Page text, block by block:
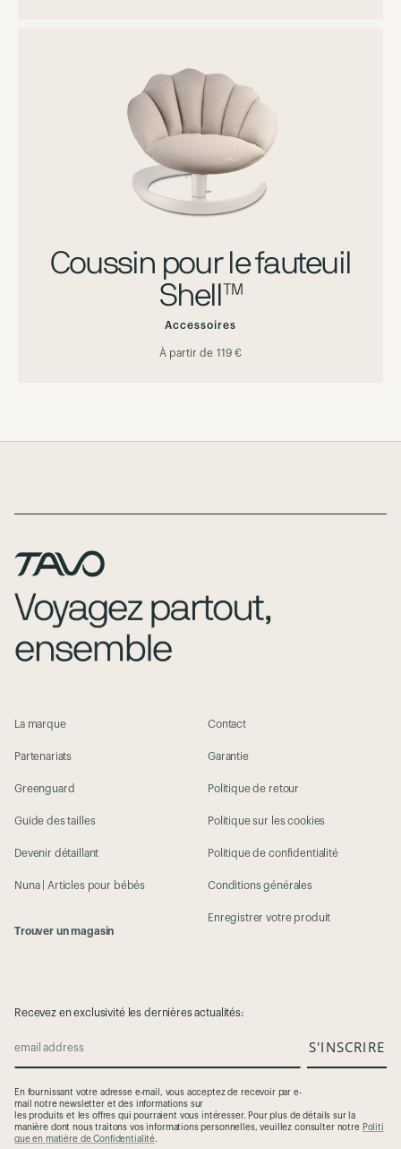
Coussin pour le fauteuil
Shell™
Accessoires
À partir de 119 €
La marque
Partenariats
Greenguard
Guide des tailles
Devenir détaillant
Nuna | Articles pour bébés
Trouver un magasin
Contact
Garantie
Politique de retour
Politique sur les cookies
Politique de confidentialité
Conditions générales
Enregistrer votre produit
Recevez en exclusivité les dernières actualités:
email address S'INSCRIRE
En fournissant votre adressee-mail, vous acceptezde recevoirpar e-
mailnotrenewsletter et des informationssur
lesproduits et lesoffres quipourraient vous intéresser. Pour plus dedétails sur la
manière dont noustraitons vos informations personnelles,veuillez consulter notre Politi
que en matière de Confidentialité.